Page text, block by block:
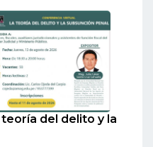
del delito y la